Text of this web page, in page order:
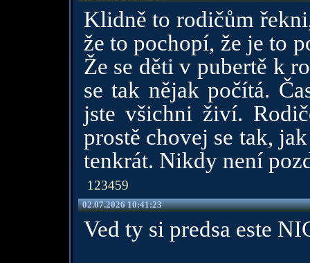
Klidně to rodičům
že to pochopí, že je to
Že se děti v pubertě k
se tak nějak počítá.
jste všichni živí.
prostě chovej se tak,
tenkrát. Nikdy není
123459
02.07.2026 10:41:23
Ved ty si predsa este